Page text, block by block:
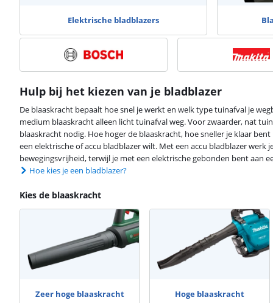
Elektrische bladblazers
Hulp bij het kiezen van je bladblazer
De blaaskracht bepaalt hoe snel je werkt en welk type tuinafval je
medium blaaskracht alleen licht tuinafval weg. Voor zwaarder, nat
blaaskracht nodig. Hoe hoger de blaaskracht, hoe sneller je klaar
een elektrische of accu bladblazer wilt. Met een accu bladblazer werk
bewegingsvrijheid, terwijl je met een elektrische gebonden bent aan
Hoe kies je een bladblazer?
Kies de blaaskracht
Zeer hoge blaaskracht Hoge blaaskracht